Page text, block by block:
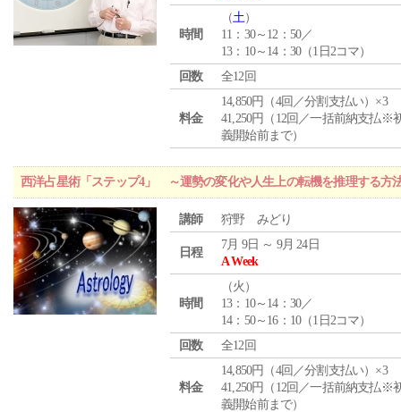
時間
（土）
11：30～12：50／
13：10～14：30（1日2コマ）
回数
全12回
料金
14,850円（4回／分割支払い）×3
41,250円（12回／一括前納支払※
義開始前まで）
西洋占星術「ステップ4」 ～運勢の変化や人生上の転機を推理する方
講師 狩野 みどり
日程
7月 9日 ～ 9月 24日
A Week
時間
（火 ）
13：10～14：30／
14：50～16：10（1日2コマ）
回数
全12回
料金
14,850円（4回／分割支払い）×3
41,250円（12回／一括前納支払※
義開始前まで）